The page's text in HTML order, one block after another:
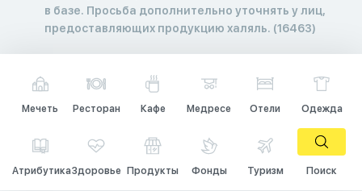
в базе. Просьба дополнительно уточнять у лиц,
предоставляющих продукцию халяль. (16463)
Мечеть Ресторан Кафе Медресе Отели Одежда
АтрибутикаЗдоровье Продукты Фонды Туризм Поиск